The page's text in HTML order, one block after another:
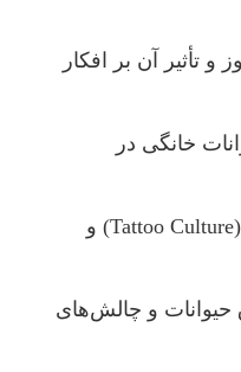
و تأثیر آن بر افکار
خانگی در
مستندسازی از فرهنگ تاتو (Tattoo Culture) و
حیوانات و چالش‌های